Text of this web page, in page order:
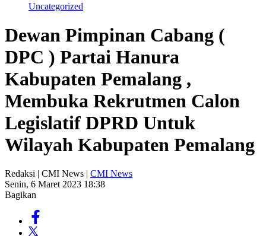
Uncategorized
Dewan Pimpinan Cabang (
DPC ) Partai Hanura
Kabupaten Pemalang ,
Membuka Rekrutmen Calon
Legislatif DPRD Untuk
Wilayah Kabupaten Pemalang
Redaksi | CMI News | CMI News
Senin, 6 Maret 2023 18:38
Bagikan